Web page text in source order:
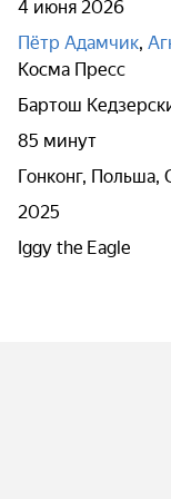
4 июня 2026
Пётр Адамчик,
Косма Пресс
Бартош
85 минут
Гонконг,
2025
Iggy the Eagle